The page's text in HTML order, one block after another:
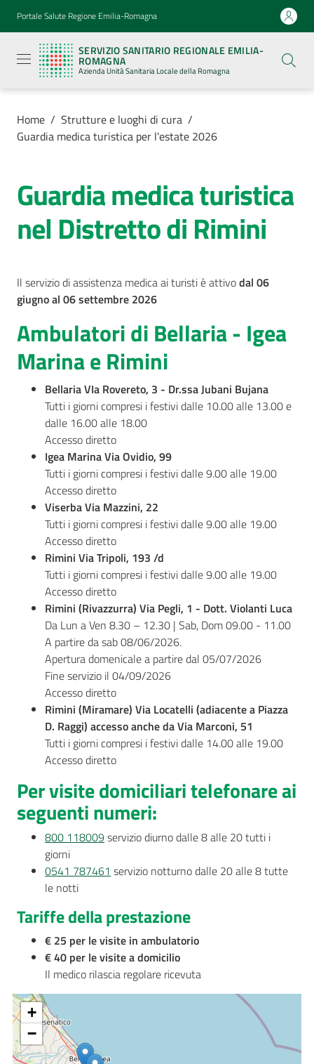
Vai al contenuto
Vai alla navigazione
Vai al footer
Portale Salute Regione Emilia-Romagna
SERVIZIO SANITARIO REGIONALE EMILIA-
ROMAGNA
Azienda Unità Sanitaria Locale della Romagna
Sanitario
Regionale
Emilia-
Romagna
Azienda
Sanitaria
Locale della
Romagna
Azienda
Servizi
di
cura
Menu selezionato
AUSL
Comunica
Servizi
Dedicato
Concorsi
Seguici
Home / Strutture e luoghi di cura /
Guardia medica turistica per l'estate 2026
Guardia medica turistica
nel Distretto di Rimini
Il servizio di assistenza medica ai turisti è attivodal 06
giugno al 06 settembre 2026
Ambulatori di Bellaria - Igea
Marina e Rimini
Bellaria VIa Rovereto, 3 - Dr.ssa Jubani Bujana
Tutti i giorni compresi i festivi dalle 10.00 alle 13.00 e
dalle 16.00 alle 18.00
Accesso diretto
Igea Marina Via Ovidio, 99
Tutti i giorni compresi i festivi dalle 9.00 alle 19.00
Accesso diretto
Viserba Via Mazzini, 22
Tutti i giorni compresi i festivi dalle 9.00 alle 19.00
Accesso diretto
Rimini Via Tripoli, 193 /d
Tutti i giorni compresi i festivi dalle 9.00 alle 19.00
Accesso diretto
Rimini (Rivazzurra) Via Pegli, 1 - Dott. Violanti Luca
Da Lun a Ven 8.30 – 12.30 | Sab, Dom 09.00 - 11.00
A partire da sab 08/06/2026.
Apertura domenicale a partire dal 05/07/2026
Fine servizio il 04/09/2026
Accesso diretto
Rimini (Miramare) Via Locatelli (adiacente a Piazza
D. Raggi) accesso anche da Via Marconi, 51
Tutti i giorni compresi i festivi dalle 14.00 alle 19.00
Accesso diretto
Per visite domiciliari telefonare ai
seguenti numeri:
800 118009 servizio diurno dalle 8 alle 20 tutti i
giorni
0541 787461 servizio notturno dalle 20 alle 8 tutte
le notti
Tariffe della prestazione
€ 25 per le visite in ambulatorio
€ 40 per le visite a domicilio
Il medico rilascia regolare ricevuta
+
−